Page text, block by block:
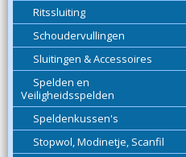
Ritssluiting
Schoudervullingen
Sluitingen & Accessoires
Spelden en
Veiligheidsspelden
Speldenkussen's
Stopwol, Modinetje, Scanfil